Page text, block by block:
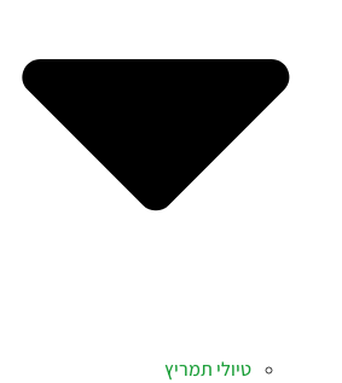
טיולי תמריץ